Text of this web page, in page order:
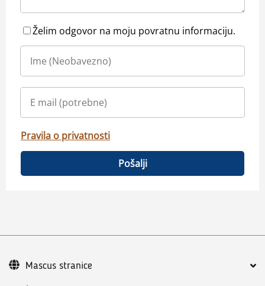
Želim odgovor na moju povratnu informaciju.
Pravila o privatnosti
Pošalji
Mascus stranice